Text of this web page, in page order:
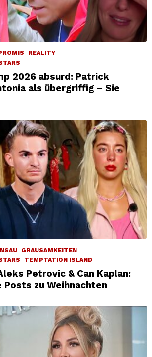
REALITY
2026 absurd: Patrick
als übergriffig – Sie
GRAUSAMKEITEN
TEMPTATION ISLAND
Petrovic & Can Kaplan:
Posts zu Weihnachten